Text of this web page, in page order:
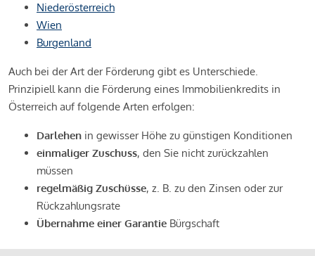
Niederösterreich
Wien
Burgenland
Auch bei der Art der Förderung gibt es Unterschiede.
Prinzipiell kann die Förderung eines Immobilienkredits in
Österreich auf folgende Arten erfolgen:
Darlehen in gewisser Höhe zu günstigen Konditionen
einmaliger Zuschuss, den Sie nicht zurückzahlen
müssen
regelmäßig Zuschüsse, z. B. zu den Zinsen oder zur
Rückzahlungsrate
Übernahme einer Garantie Bürgschaft